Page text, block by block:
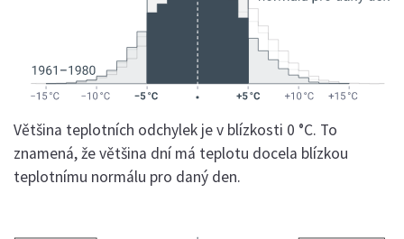
Většina teplotních odchylek je v blízkosti 0 °C. To
znamená, že většina dní má teplotu docela blízkou
teplotnímu normálu pro daný den.